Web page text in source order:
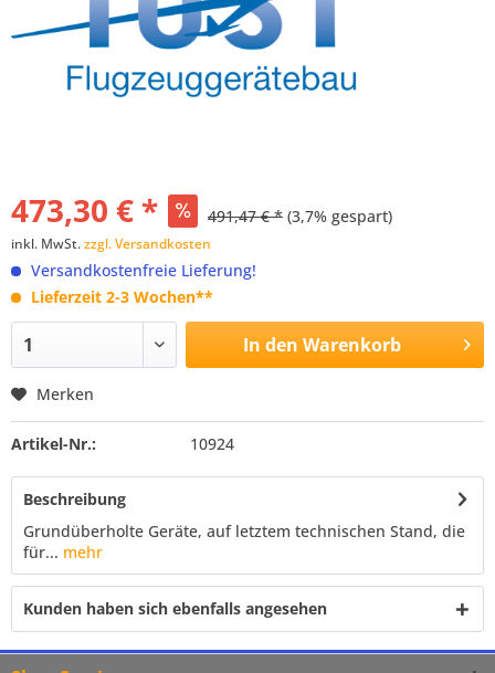
473,30 € * 491,47 € * (3,7% gespart)
inkl. MwSt.zzgl. Versandkosten
Versandkostenfreie Lieferung!
Lieferzeit 2-3 Wochen**
In den Warenkorb
Merken
Artikel-Nr.: 10924
Beschreibung
Grundüberholte Geräte, auf letztem technischen Stand, die
für... mehr
Kunden haben sich ebenfalls angesehen